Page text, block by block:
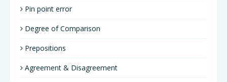
Pin point error
Degree of Comparison
Prepositions
Agreement & Disagreement